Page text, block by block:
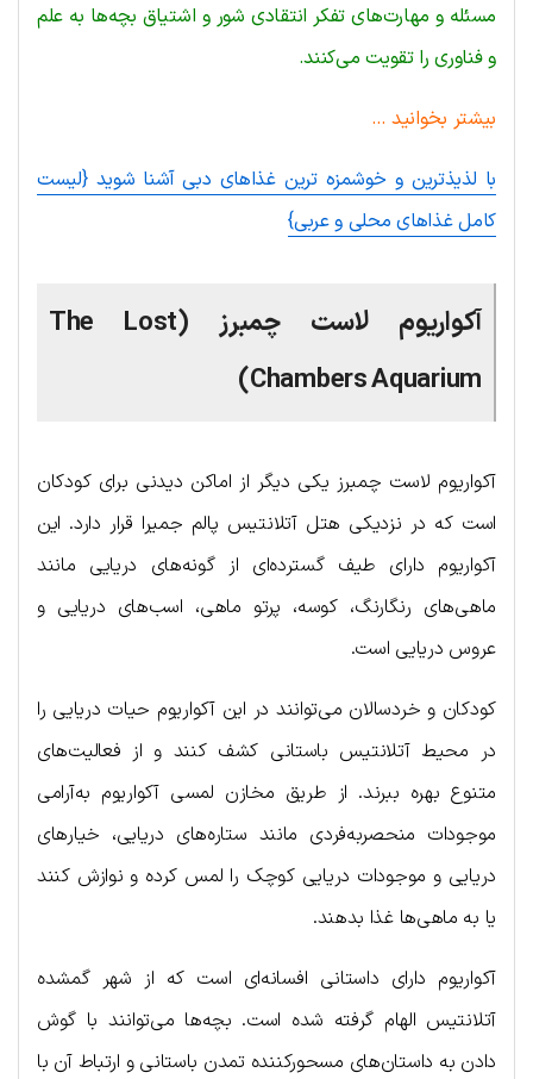
مسئله و مهارت‌های تفکر انتقادی شور و اشتیاق بچه‌ها به علم
و فناوری را تقویت می‌کنند.
بیشتر بخوانید …
با لذیذترین و خوشمزه ترین غذاهای دبی آشنا شوید {لیست
کامل غذاهای محلی و عربی}
آکواریوم لاست چمبرز (The Lost
Chambers Aquarium)
آکواریوم لاست چمبرز یکی دیگر از اماکن دیدنی برای کودکان
است که در نزدیکی هتل آتلانتیس پالم جمیرا قرار دارد. این
آکواریوم دارای طیف گسترده‌ای از گونه‌های دریایی مانند
ماهی‌های رنگارنگ، کوسه، پرتو ماهی، اسب‌های دریایی و
عروس دریایی است.
کودکان و خردسالان می‌توانند در این آکواریوم حیات دریایی را
در محیط آتلانتیس باستانی کشف کنند و از فعالیت‌های
متنوع بهره ببرند. از طریق مخازن لمسی آکواریوم به‌آرامی
موجودات منحصربه‌فردی مانند ستاره‌های دریایی، خیارهای
دریایی و موجودات دریایی کوچک را لمس کرده و نوازش کنند
یا به ماهی‌ها غذا بدهند.
آکواریوم دارای داستانی افسانه‌ای است که از شهر گمشده
آتلانتیس الهام گرفته شده است. بچه‌ها می‌توانند با گوش
دادن به داستان‌های مسحورکننده تمدن باستانی و ارتباط آن با